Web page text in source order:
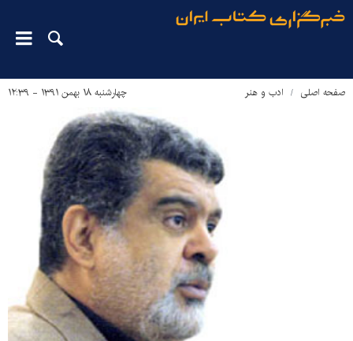
صفحه اصلی ادب و هنر چهارشنبه ۱۸ بهمن ۱۳۹۱ - ۱۲:۳۹